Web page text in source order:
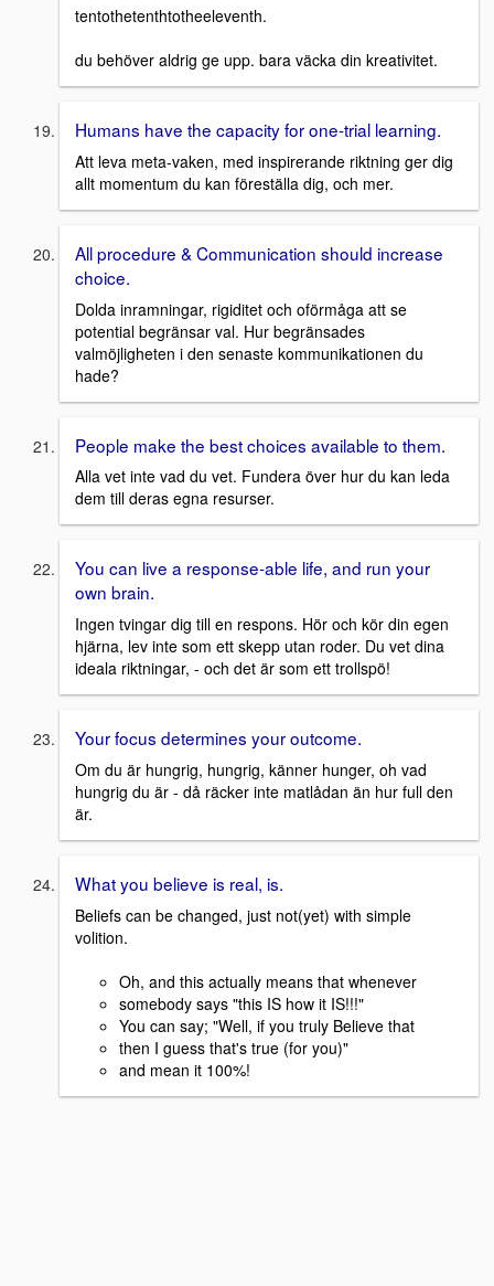
tentothetenthtotheeleventh.
du behöver aldrig ge upp. bara väcka din kreativitet.
Humans have the capacity for one-trial learning.
Att leva meta-vaken, med inspirerande riktning ger dig
allt momentum du kan föreställa dig, och mer.
All procedure & Communication should increase
choice.
Dolda inramningar, rigiditet och oförmåga att se
potential begränsar val. Hur begränsades
valmöjligheten i den senaste kommunikationen du
hade?
People make the best choices available to them.
Alla vet inte vad du vet. Fundera över hur du kan leda
dem till deras egna resurser.
You can live a response-able life, and run your
own brain.
Ingen tvingar dig till en respons. Hör och kör din egen
hjärna, lev inte som ett skepp utan roder. Du vet dina
ideala riktningar, - och det är som ett trollspö!
Your focus determines your outcome.
Om du är hungrig, hungrig, känner hunger, oh vad
hungrig du är - då räcker inte matlådan än hur full den
är.
What you believe is real, is.
Beliefs can be changed, just not(yet) with simple
volition.
Oh, and this actually means that whenever
somebody says "this IS how it IS!!!"
You can say; "Well, if you truly Believe that
then I guess that's true (for you)"
and mean it 100%!